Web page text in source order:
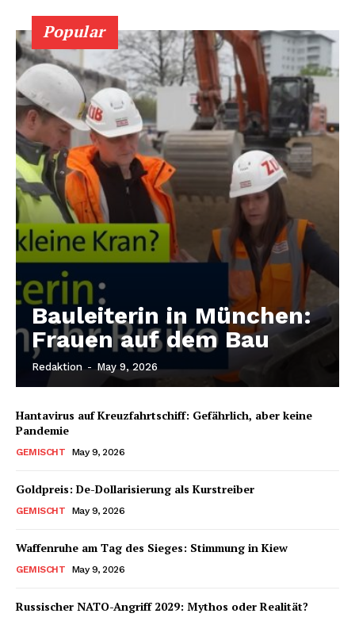
Popular
Bauleiterin in München:
Frauen auf dem Bau
Redaktion - May 9, 2026
Hantavirus auf Kreuzfahrtschiff: Gefährlich, aber keine
Pandemie
GEMISCHT May 9, 2026
Goldpreis: De-Dollarisierung als Kurstreiber
GEMISCHT May 9, 2026
Waffenruhe am Tag des Sieges: Stimmung in Kiew
GEMISCHT May 9, 2026
Russischer NATO-Angriff 2029: Mythos oder Realität?